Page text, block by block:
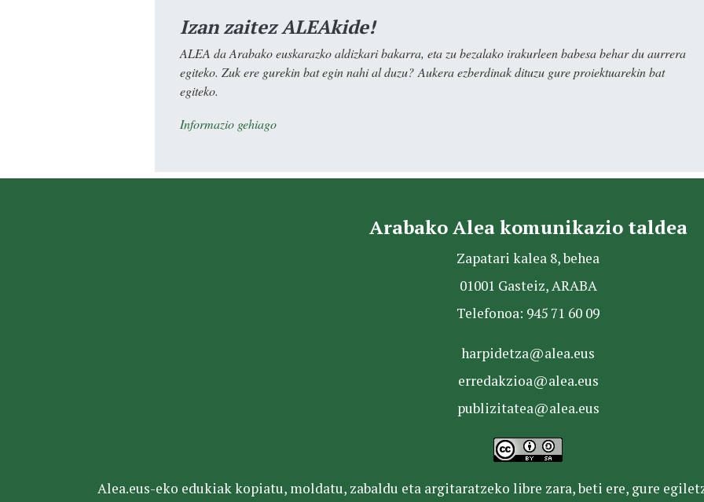
Izan zaitez ALEAkide!
ALEA da Arabako euskarazko aldizkari bakarra, eta zu bezalako irakurleen babesa behar du aurrera
egiteko. Zuk ere gurekin bat egin nahi al duzu? Aukera ezberdinak dituzu gure proiektuarekin bat
egiteko.
Informazio gehiago
Arabako Alea komunikazio taldea
Zapatari kalea 8, behea
01001 Gasteiz, ARABA
Telefonoa: 945 71 60 09
harpidetza@alea.eus
erredakzioa@alea.eus
publizitatea@alea.eus
Alea.eus-eko edukiak kopiatu, moldatu, zabaldu eta argitaratzeko libre zara, beti ere, gure